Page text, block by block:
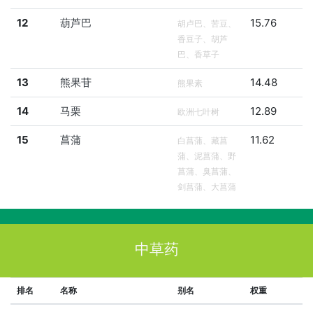
12 葫芦巴
胡卢巴、苦豆、
香豆子、胡芦
巴、香草子
15.76
13 熊果苷 熊果素 14.48
14 马栗 欧洲七叶树 12.89
15 菖蒲
白菖蒲、藏菖
蒲、泥菖蒲、野
菖蒲、臭菖蒲、
剑菖蒲、大菖蒲
11.62
中草药
排名 名称 别名 权重